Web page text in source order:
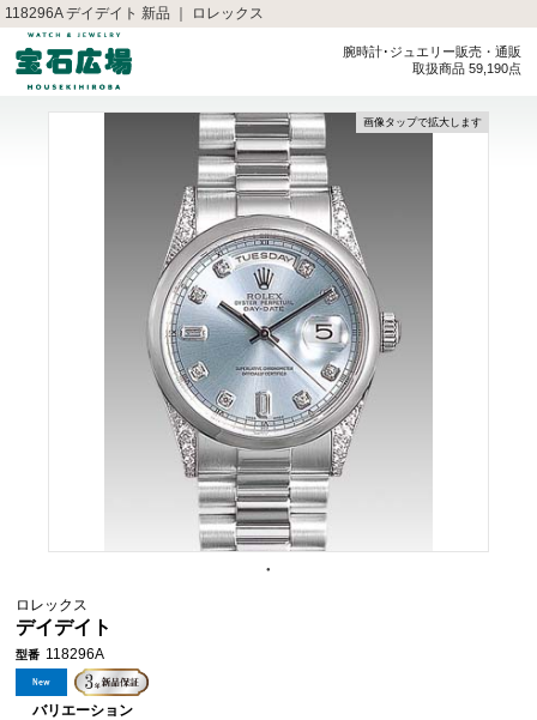
118296A デイデイト 新品 ｜ ロレックス
腕時計･ジュエリー販売・通販
取扱商品 59,190点
画像タップで拡大します
ロレックス
デイデイト
型番 118296A
バリエーション